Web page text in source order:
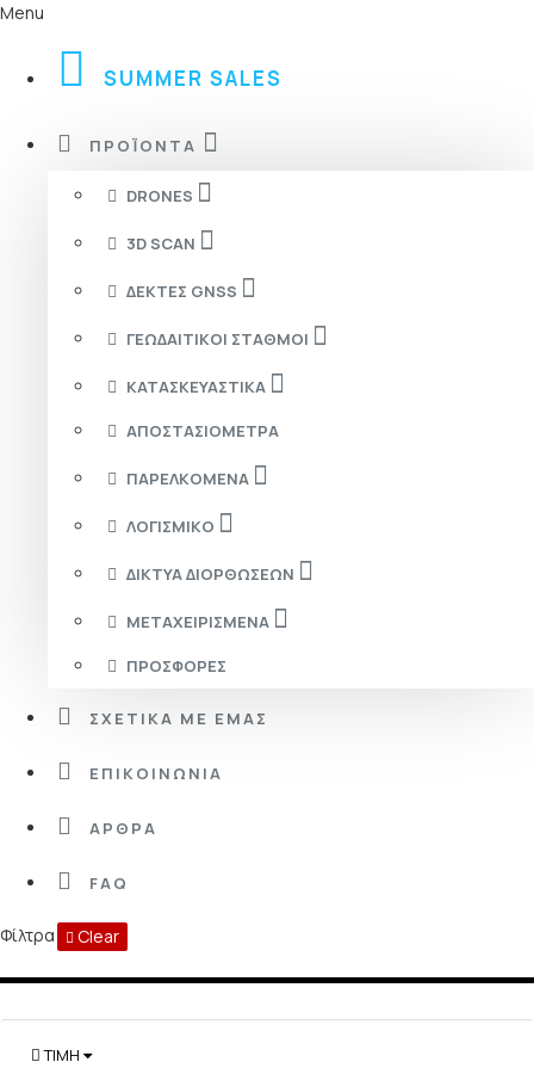
Menu
SUMMER SALES
ΠΡΟΪΌΝΤΑ
DRONES
3D SCAN
ΔΈΚΤΕΣ GNSS
ΓΕΩΔΑΙΤΙΚΟΊ ΣΤΑΘΜΟΊ
ΚΑΤΑΣΚΕΥΑΣΤΙΚΆ
ΑΠΟΣΤΑΣΙΌΜΕΤΡΑ
ΠΑΡΕΛΚΌΜΕΝΑ
ΛΟΓΙΣΜΙΚΌ
ΔΊΚΤΥΑ ΔΙΟΡΘΏΣΕΩΝ
ΜΕΤΑΧΕΙΡΙΣΜΈΝΑ
ΠΡΟΣΦΟΡΈΣ
ΣΧΕΤΙΚΆ ΜΕ ΕΜΆΣ
ΕΠΙΚΟΙΝΩΝΊΑ
ΆΡΘΡΑ
FAQ
Φίλτρα Clear
ΤΙΜΉ